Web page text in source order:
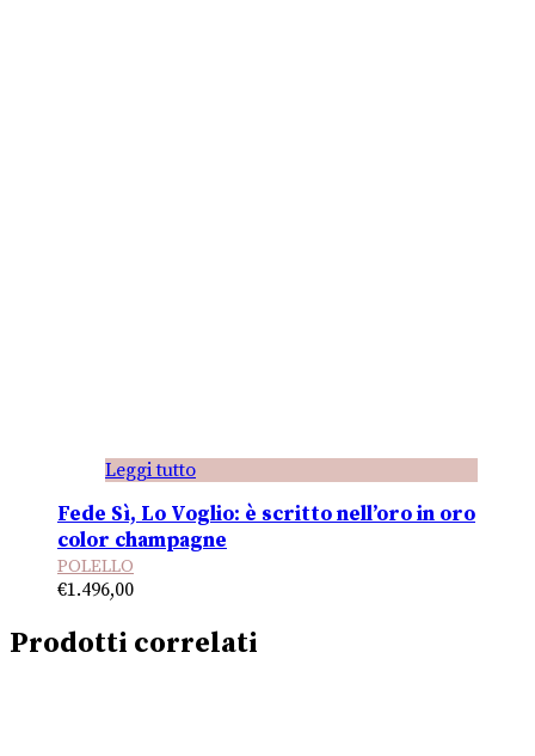
Leggi tutto
Fede Sì, Lo Voglio: è scritto nell’oro in oro
color champagne
POLELLO
€1.496,00
Prodotti correlati